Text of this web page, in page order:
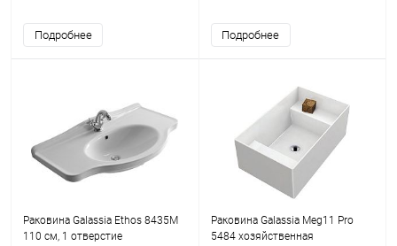
Подробнее Подробнее
Раковина Galassia Ethos 8435М
110 см, 1 отверстие
Раковина Galassia Meg11 Pro
5484 хозяйственная